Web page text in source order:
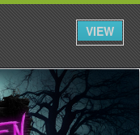
VIEW